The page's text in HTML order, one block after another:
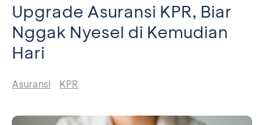
Upgrade Asuransi KPR, Biar
Nggak Nyesel di Kemudian
Hari
Asuransi KPR